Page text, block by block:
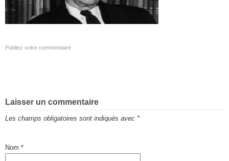
Publiez votre commentaire
Laisser un commentaire
Les champs obligatoires sont indiqués avec *
Nom *